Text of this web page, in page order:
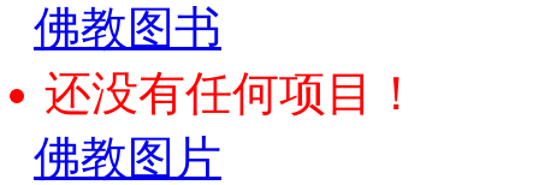
佛教图书
还没有任何项目！
佛教图片